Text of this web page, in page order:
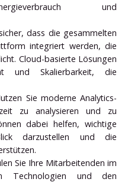
und
dass die gesammelten
integriert werden, die
Cloud-basierte Lösungen
und Skalierbarkeit, die
Sie moderne Analytics-
zu analysieren und zu
dabei helfen, wichtige
darzustellen und die
Sie Ihre Mitarbeitenden im
Technologien und den